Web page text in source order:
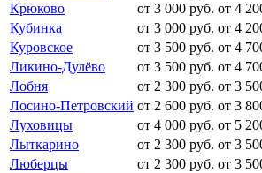
Крюково
от 3 000 руб. от 4
Кубинка
от 3 000 руб. от 4
Куровское
от 3 500 руб. от 4
Ликино-Дулёво
от 3 500 руб. от 4
Лобня
от 2 300 руб. от 3
Лосино-Петровский от 2 600 руб. от 3
Луховицы
от 4 000 руб. от 5
Лыткарино
от 2 300 руб. от 3
Люберцы
от 2 300 руб. от 3